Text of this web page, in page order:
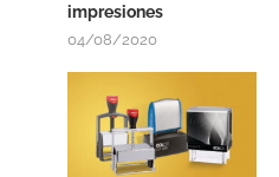
impresiones
04/08/2020